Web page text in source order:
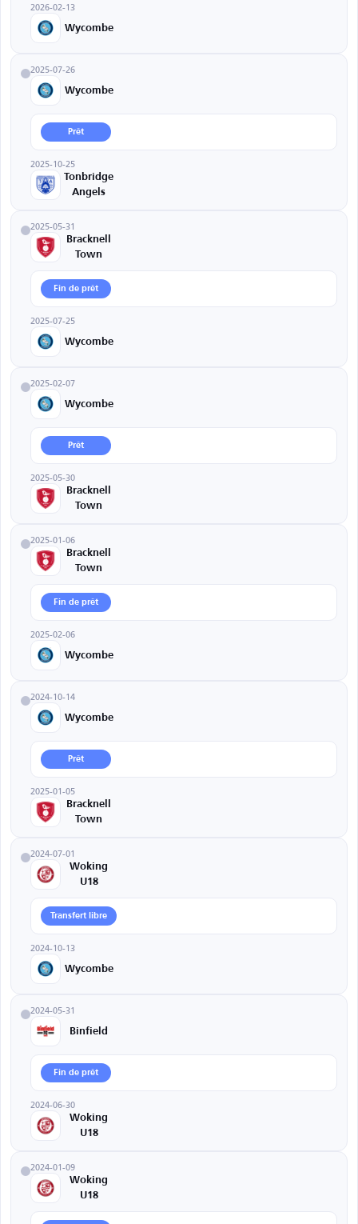
2026-02-13
Wycombe
2025-07-26
Wycombe
Prêt
2025-10-25
Tonbridge
Angels
2025-05-31
Bracknell
Town
Fin de prêt
2025-07-25
Wycombe
2025-02-07
Wycombe
Prêt
2025-05-30
Bracknell
Town
2025-01-06
Bracknell
Town
Fin de prêt
2025-02-06
Wycombe
2024-10-14
Wycombe
Prêt
2025-01-05
Bracknell
Town
2024-07-01
Woking
U18
Transfert libre
2024-10-13
Wycombe
2024-05-31
Binfield
Fin de prêt
2024-06-30
Woking
U18
2024-01-09
Woking
U18